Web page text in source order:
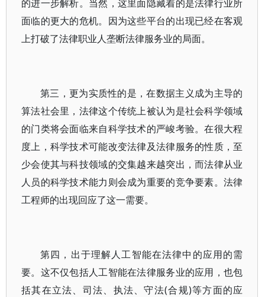
的进一步解析。当然，这里面隐藏着的是法律行业所
面临的更大的危机。因为这些平台的出现已经在客观
上打破了法律职业人垄断法律服务业的局面。
第三，更为实质性的是，在数据主义成为主导的
算法社会里，法律这个传统上被认为是社会科学领域
的门类将会面临来自科学技术的严峻考验。在很大程
度上，科学技术可能改变法律及法律服务的性质，至
少会使其与科技领域的交集越来越突出，而法律从业
人员的科学技术能力则会成为重要的竞争要素。法律
工程师的出现回应了这一需要。
第四，出于理解人工智能在法律中的应用的需
要。这不仅包括人工智能在法律服务业的应用，也包
括其在立法、司法、执法、守法(合规)等方面的应